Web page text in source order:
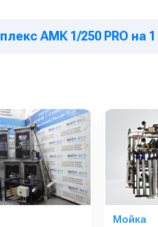
АМК 1/250 PRO на
Мойка